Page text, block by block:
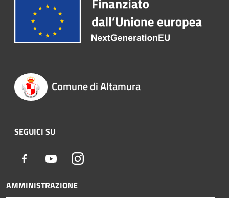
Comune di Altamura
SEGUICI SU
Facebook YoutubeInstagram
AMMINISTRAZIONE